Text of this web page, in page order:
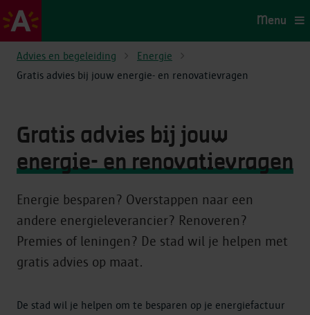
Menu
Advies en begeleiding
Energie
Gratis advies bij jouw energie- en renovatievragen
Gratis advies bij jouw
energie- en renovatievragen
Energie besparen? Overstappen naar een
andere energieleverancier? Renoveren?
Premies of leningen? De stad wil je helpen met
gratis advies op maat.
De stad wil je helpen om te besparen op je energiefactuur